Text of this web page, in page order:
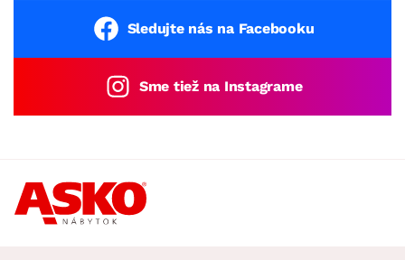
Sledujte nás na Facebooku
Sme tiež na Instagrame